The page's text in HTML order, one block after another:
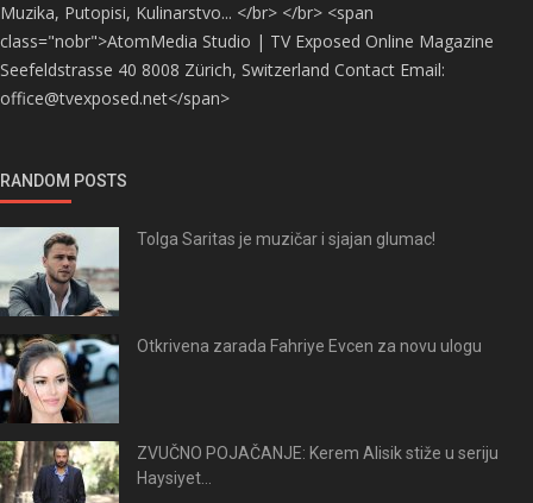
Muzika, Putopisi, Kulinarstvo... </br> </br> <span
class="nobr">AtomMedia Studio | TV Exposed Online Magazine
Seefeldstrasse 40 8008 Zürich, Switzerland Contact Email:
office@tvexposed.net</span>
RANDOM POSTS
Tolga Saritas je muzičar i sjajan glumac!
Otkrivena zarada Fahriye Evcen za novu ulogu
ZVUČNO POJAČANJE: Kerem Alisik stiže u seriju
Haysiyet...